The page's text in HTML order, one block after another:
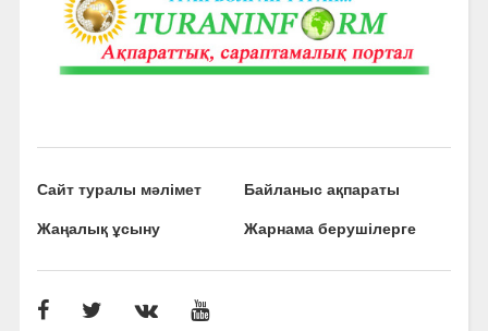
Сайт туралы мәлімет Байланыс ақпараты
Жаңалық ұсыну Жарнама берушілерге